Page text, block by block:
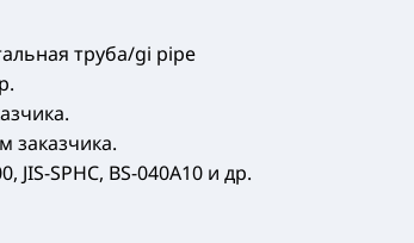
труба/gi pipe
заказчика.
JIS-SPHC, BS-040A10 и др.